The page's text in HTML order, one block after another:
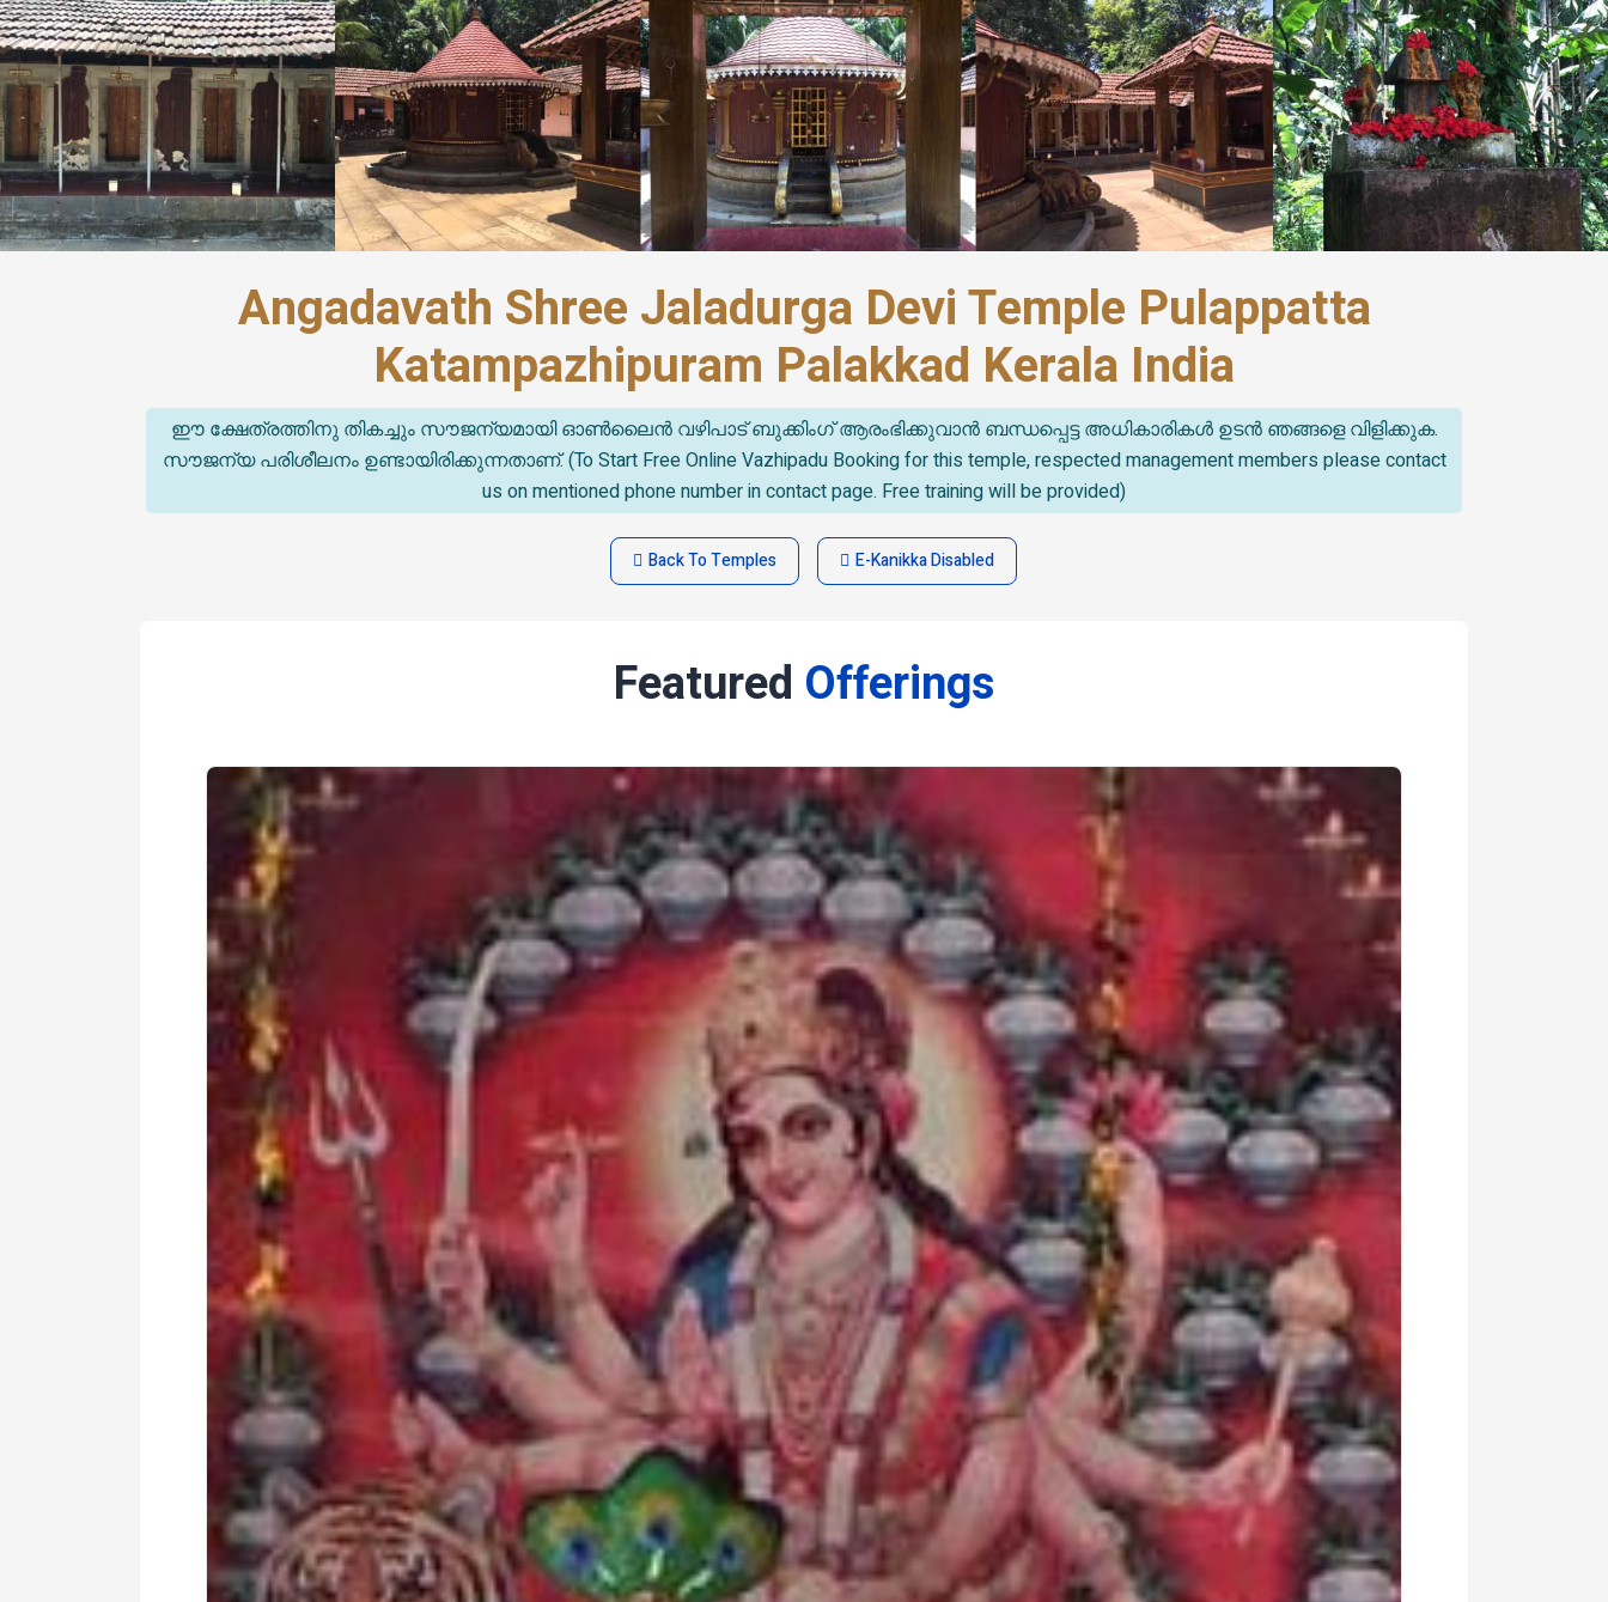
Angadavath Shree Jaladurga Devi Temple Pulappatta
Katampazhipuram Palakkad Kerala India
ഈ ക്ഷേത്രത്തിനു തികച്ചും സൗജന്യമായി ഓൺലൈൻ വഴിപാട് ബുക്കിംഗ് ആരംഭിക്കുവാൻ ബന്ധപ്പെട്ട അധികാരികൾ ഉടൻ ഞങ്ങളെ വിളിക്കുക.
സൗജന്യ പരിശീലനം ഉണ്ടായിരിക്കുന്നതാണ്. (To Start Free Online Vazhipadu Booking for this temple, respected management members please contact
us on mentioned phone number in contact page. Free training will be provided)
Back To Temples E-Kanikka Disabled
Featured Offerings